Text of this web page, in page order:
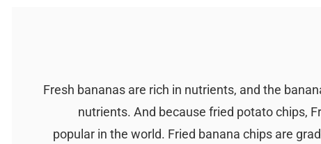
Fresh bananas are rich in nutrients, and the
nutrients. And because fried potato chips,
popular in the world. Fried banana chips are